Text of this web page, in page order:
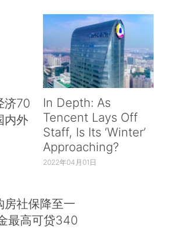
济70
内外
In Depth: As
Tencent Lays Off
Staff, Is Its ‘Winter’
Approaching?
2022年04月01日
房社保降至一
最高可贷340